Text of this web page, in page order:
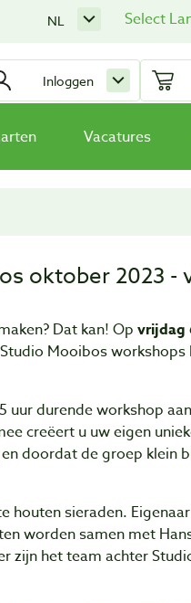
Select
NL
Inloggen
Vacatures
oktober 2023 -
Dat kan! Op vrijdag
Mooibos workshops
uur durende workshop
creëert u uw eigen
doordat de groep klein
houten sieraden.
worden samen met
zijn het team achter